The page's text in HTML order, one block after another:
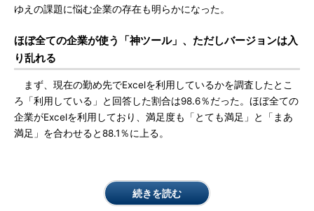
ゆえの課題に悩む企業の存在も明らかになった。
ほぼ全ての企業が使う「神ツール」、ただしバージョンは入
り乱れる
まず、現在の勤め先でExcelを利用しているかを調査したとこ
ろ「利用している」と回答した割合は98.6％だった。ほぼ全ての
企業がExcelを利用しており、満足度も「とても満足」と「まあ
満足」を合わせると88.1％に上る。
続きを読む